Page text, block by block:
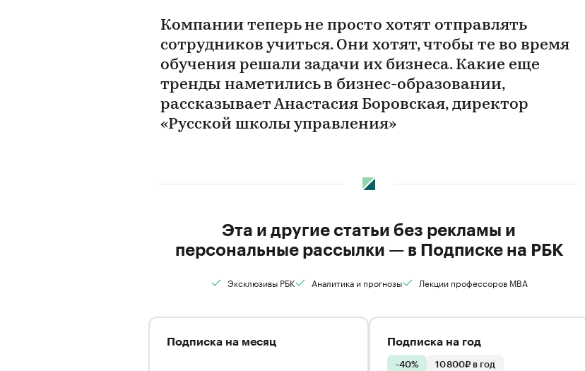
Компании теперь не просто хотят отправлять
сотрудников учиться. Они хотят, чтобы те во время
обучения решали задачи их бизнеса. Какие еще
тренды наметились в бизнес-образовании,
рассказывает Анастасия Боровская, директор
«Русской школы управления»
Эта и другие статьи без рекламы и
персональные рассылки — в Подписке на РБК
Эксклюзивы РБК Аналитика и прогнозы Лекции профессоров MBA
Подписка на месяц Подписка на год
-40% 10 800₽ в год